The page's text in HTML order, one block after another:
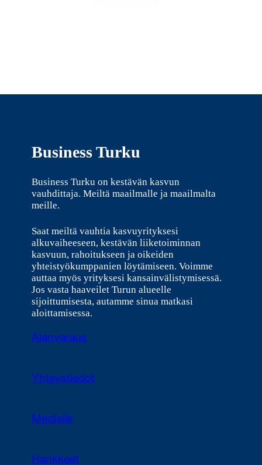
Business Turku
Business Turku on kestävän kasvun
vauhdittaja. Meiltä maailmalle ja maailmalta
meille.
Saat meiltä vauhtia kasvuyrityksesi
alkuvaiheeseen, kestävän liiketoiminnan
kasvuun, rahoitukseen ja oikeiden
yhteistyökumppanien löytämiseen. Voimme
auttaa myös yrityksesi kansainvälistymisessä.
Jos vasta haaveilet Turun alueelle
sijoittumisesta, autamme sinua matkasi
aloittamisessa.
Ajanvaraus
Yhteystiedot
Medialle
Hankkeet